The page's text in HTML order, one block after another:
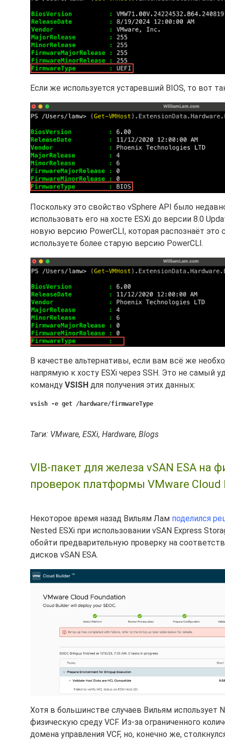
Если же используется устаревший BIOS, то вот
Поскольку это свойство vSphere API было
использовать его на хосте ESXi до версии 8.0
новую версию PowerCLI, которая распознаёт
используете более старую версию PowerCLI.
В качестве альтернативы, если вам всё же
напрямую к хосту ESXi через SSH. Это не
команду VSISH для получения этих данных:
vsish -e get /hardware/firmwareType
Таги: VMware, ESXi, Hardware, Blogs
VIB-пакет для железа vSAN ESA на
проверок платформы VMware Cloud
Некоторое время назад Вильям Лам поделился
Nested ESXi при использовании vSAN Express
обойти предварительную проверку на
дисков vSAN ESA.
Хотя в большинстве случаев Вильям использует
физическую среду VCF. Из-за ограниченного
домена управления VCF, но, конечно же,